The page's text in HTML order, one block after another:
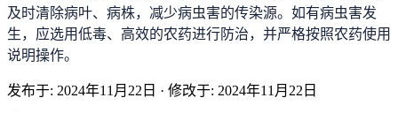
及时清除病叶、病株，减少病虫害的传染源。如有病虫害发
生，应选用低毒、高效的农药进行防治，并严格按照农药使用
说明操作。
发布于: 2024年11月22日 · 修改于: 2024年11月22日